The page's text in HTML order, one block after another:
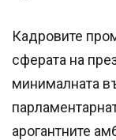
Кадровите
сферата на
минималната
арогантните